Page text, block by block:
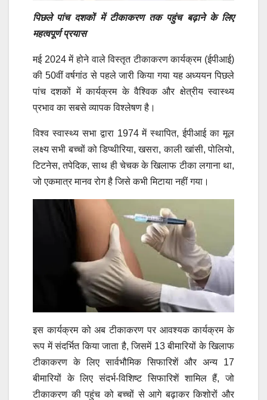
पिछले पांच दशकों में टीकाकरण तक पहुंच बढ़ाने के लिए
महत्वपूर्ण प्रयास
मई 2024 में होने वाले विस्तृत टीकाकरण कार्यक्रम (ईपीआई)
की 50वीं वर्षगांठ से पहले जारी किया गया यह अध्ययन पिछले
पांच दशकों में कार्यक्रम के वैश्विक और क्षेत्रीय स्वास्थ्य
प्रभाव का सबसे व्यापक विश्लेषण है।
विश्व स्वास्थ्य सभा द्वारा 1974 में स्थापित, ईपीआई का मूल
लक्ष्य सभी बच्चों को डिप्थीरिया, खसरा, काली खांसी, पोलियो,
टिटनेस, तपेदिक, साथ ही चेचक के खिलाफ टीका लगाना था,
जो एकमात्र मानव रोग है जिसे कभी मिटाया नहीं गया।
इस कार्यक्रम को अब टीकाकरण पर आवश्यक कार्यक्रम के
रूप में संदर्भित किया जाता है, जिसमें 13 बीमारियों के खिलाफ
टीकाकरण के लिए सार्वभौमिक सिफारिशें और अन्य 17
बीमारियों के लिए संदर्भ-विशिष्ट सिफारिशें शामिल हैं, जो
टीकाकरण की पहुंच को बच्चों से आगे बढ़ाकर किशोरों और